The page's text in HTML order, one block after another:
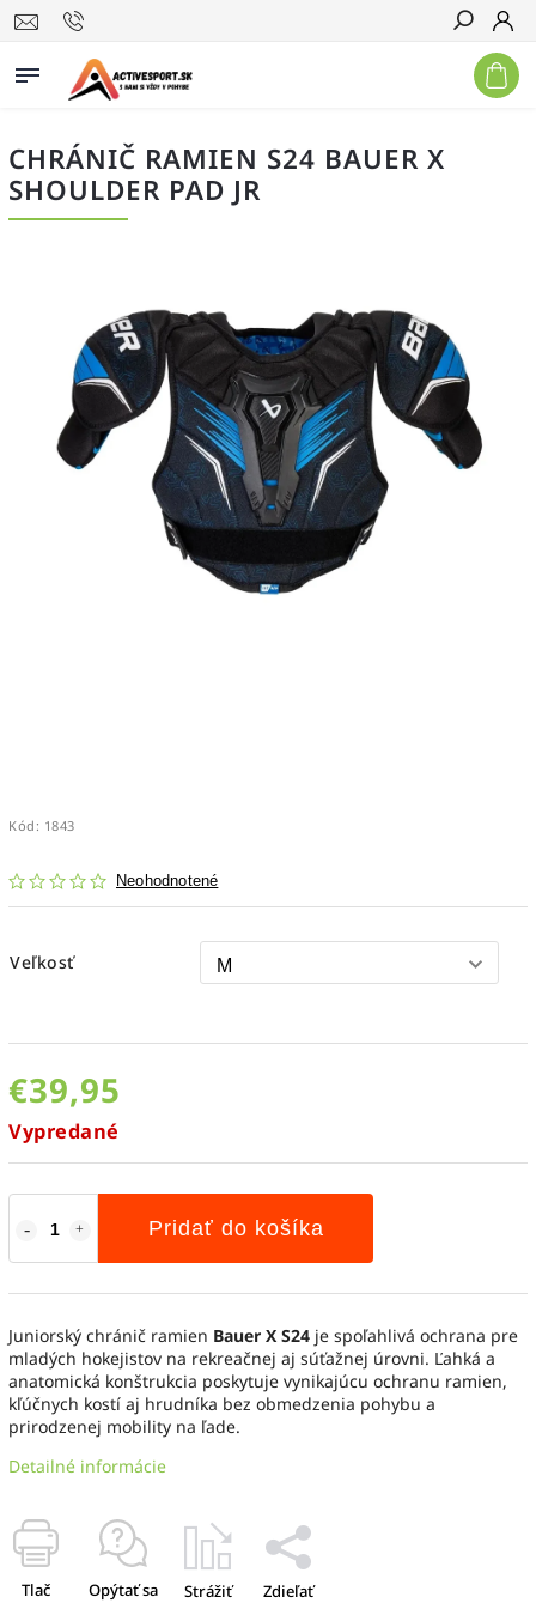
Hľadať
CHRÁNIČ RAMIEN S24 BAUER X
SHOULDER PAD JR
Kód: 1843
Neohodnotené
Veľkosť
€39,95
Vypredané
Pridať do košíka
Juniorský chránič ramien Bauer X S24 je spoľahlivá ochrana pre
mladých hokejistov na rekreačnej aj súťažnej úrovni. Ľahká a
anatomická konštrukcia poskytuje vynikajúcu ochranu ramien,
kľúčnych kostí aj hrudníka bez obmedzenia pohybu a
prirodzenej mobility na ľade.
Detailné informácie
Tlač Opýtať sa Strážiť Zdieľať